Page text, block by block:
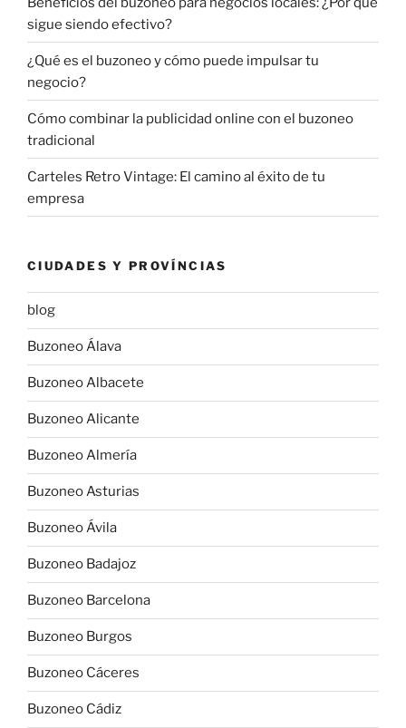
sigue siendo efectivo?
¿Qué es el buzoneo y cómo puede impulsar tu
negocio?
Cómo combinar la publicidad online con el buzoneo
tradicional
Carteles Retro Vintage: El camino al éxito de tu
empresa
CIUDADES Y PROVÍNCIAS
blog
Buzoneo Álava
Buzoneo Albacete
Buzoneo Alicante
Buzoneo Almería
Buzoneo Asturias
Buzoneo Ávila
Buzoneo Badajoz
Buzoneo Barcelona
Buzoneo Burgos
Buzoneo Cáceres
Buzoneo Cádiz